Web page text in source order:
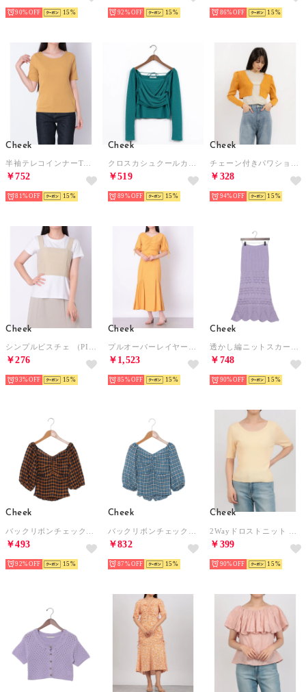
90% 15 92% 15 86% 15
Cheek
￥752
81% 15
Cheek
￥519
89% 15
Cheek
￥328
94% 15
Cheek
￥276
93% 15
Cheek
￥1,523
85% 15
Cheek
￥748
90% 15
Cheek
￥493
92% 15
Cheek
￥832
87% 15
Cheek
￥399
90% 15